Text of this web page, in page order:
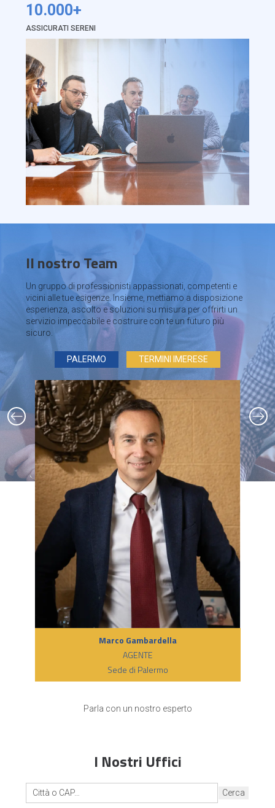
10.000+
ASSICURATI SERENI
Il nostro Team
Un gruppo di professionisti appassionati, competenti e
vicini alle tue esigenze. Insieme, mettiamo a disposizione
esperienza, ascolto e soluzioni su misura per offrirti un
servizio impeccabile e costruire con te un futuro più
sicuro.
PALERMO TERMINI IMERESE
Marco Gambardella
AGENTE
Sede di Palermo
Parla con un nostro esperto
I Nostri Uffici
Cerca